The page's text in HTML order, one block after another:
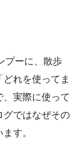
プーに、散歩
れを使ってま
実際に使って
グではなぜその
す。